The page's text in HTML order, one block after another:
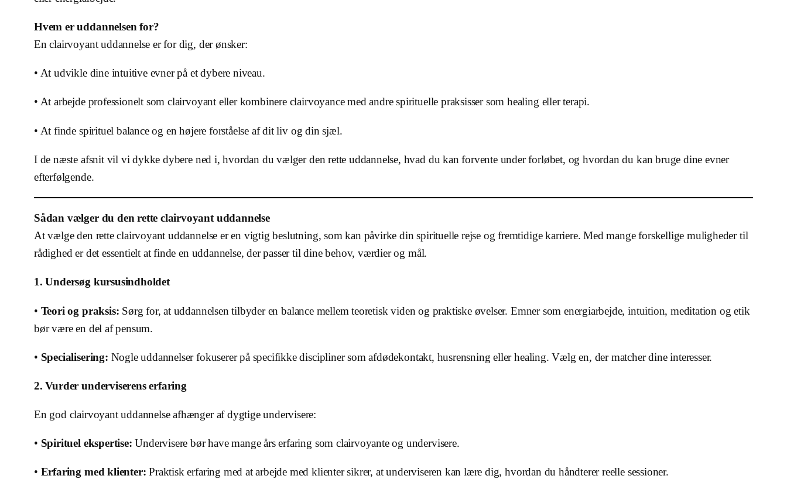
Hvem er uddannelsen for?
En clairvoyant uddannelse er for dig, der ønsker:
• At udvikle dine intuitive evner på et dybere niveau.
• At arbejde professionelt som clairvoyant eller kombinere clairvoyance med andre spirituelle praksisser som healing eller terapi.
• At finde spirituel balance og en højere forståelse af dit liv og din sjæl.
I de næste afsnit vil vi dykke dybere ned i, hvordan du vælger den rette uddannelse, hvad du kan forvente under forløbet, og hvordan du kan bruge dine evner
efterfølgende.
Sådan vælger du den rette clairvoyant uddannelse
At vælge den rette clairvoyant uddannelse er en vigtig beslutning, som kan påvirke din spirituelle rejse og fremtidige karriere. Med mange forskellige muligheder til
rådighed er det essentielt at finde en uddannelse, der passer til dine behov, værdier og mål.
1. Undersøg kursusindholdet
• Teori og praksis: Sørg for, at uddannelsen tilbyder en balance mellem teoretisk viden og praktiske øvelser. Emner som energiarbejde, intuition, meditation og etik
bør være en del af pensum.
• Specialisering: Nogle uddannelser fokuserer på specifikke discipliner som afdødekontakt, husrensning eller healing. Vælg en, der matcher dine interesser.
2. Vurder underviserens erfaring
En god clairvoyant uddannelse afhænger af dygtige undervisere:
• Spirituel ekspertise: Undervisere bør have mange års erfaring som clairvoyante og undervisere.
• Erfaring med klienter: Praktisk erfaring med at arbejde med klienter sikrer, at underviseren kan lære dig, hvordan du håndterer reelle sessioner.